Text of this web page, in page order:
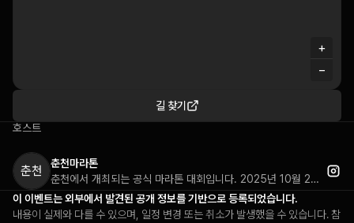
+
−
길 찾기
호스트
춘천
춘천마라톤
춘천에서 개최되는 공식 마라톤 대회입니다. 2025년 10월 26일 일요일 오전 9시에 풀코스(42.195km)와 10km 코스로 진행됩니다. 춘천의 아름다운 자연 경관을 달리며 완주의 기쁨을 경험할 수 있는 러닝 이벤트입니다. 마라토너들에게 의미 있는 레이스 경험을 제공하는 지역 대표 마라톤 대회로 자리잡고 있습니다.
이 이벤트는 외부에서 발견된 공개 정보를 기반으로 등록되었습니다.
내용이 실제와 다를 수 있으며, 일정 변경 또는 취소가 발생했을 수 있습니다. 참